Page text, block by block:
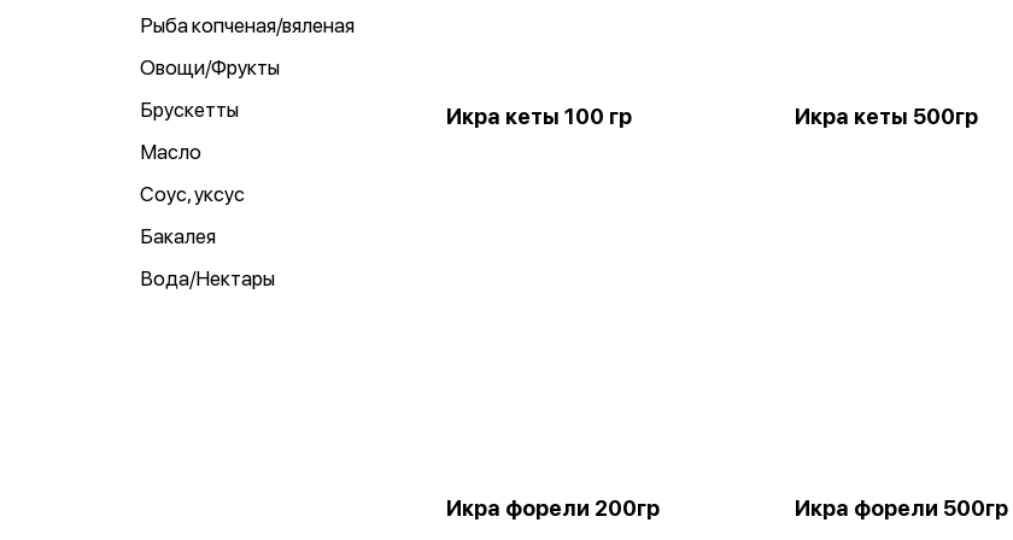
Рыба копченая/вяленая
Овощи/Фрукты
Брускетты
Масло
Соус, уксус
Бакалея
Вода/Нектары
Икра кеты 100 гр Икра кеты 500гр
Икра форели 200гр Икра форели 500гр